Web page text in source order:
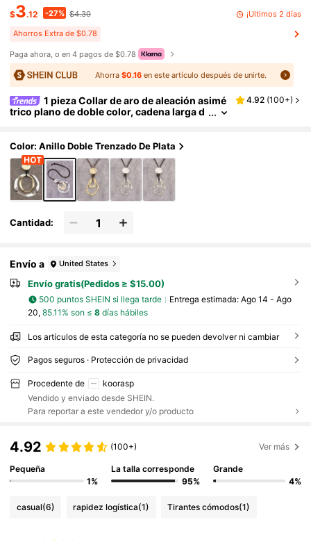
$3.12 -27% $4.30 ¡Últimos 2 días
Ahorros Extra de $0.78
Paga ahora, o en 4 pagos de $0.78
Ahorra$0.16 en este artículo después de unirte.
1 pieza Collar de aro de aleación asimé
trico plano de doble color, cadena larga d
4.92 (100+)
Color: Anillo Doble Trenzado De Plata
Cantidad:
Envío a United States
Envío gratis(Pedidos ≥ $15.00)
500 puntos SHEIN si llega tarde Entrega estimada: Ago 14 - Ago
20, 85.11% son ≤ 8días hábiles
Los artículos de esta categoría no se pueden devolver ni cambiar
Pagos seguros · Protección de privacidad
Procedente de
koorasp
Vendido y enviado desde SHEIN.
Para reportar a este vendedor y/o producto
4.92 (100+) Ver más
Pequeña
1%
La talla corresponde
95%
Grande
4%
casual(6) rapidez logística(1) Tirantes cómodos(1)